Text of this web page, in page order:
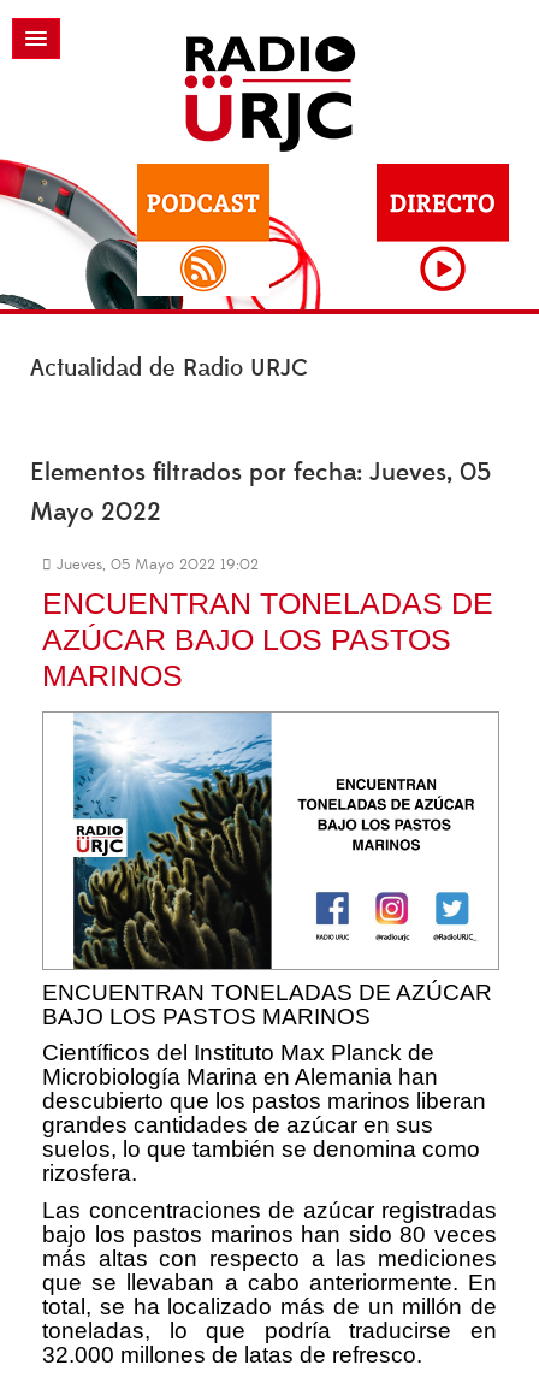
Actualidad de Radio URJC
Elementos filtrados por fecha: Jueves, 05
Mayo 2022
Jueves, 05 Mayo 2022 19:02
ENCUENTRAN TONELADAS DE
AZÚCAR BAJO LOS PASTOS
MARINOS
ENCUENTRAN TONELADAS DE AZÚCAR
BAJO LOS PASTOS MARINOS
Científicos del Instituto Max Planck de
Microbiología Marina en Alemania han
descubierto que los pastos marinos liberan
grandes cantidades de azúcar en sus
suelos, lo que también se denomina como
rizosfera.
Las concentraciones de azúcar registradas
bajo los pastos marinos han sido 80 veces
más altas con respecto a las mediciones
que se llevaban a cabo anteriormente. En
total, se ha localizado más de un millón de
toneladas, lo que podría traducirse en
32.000 millones de latas de refresco.